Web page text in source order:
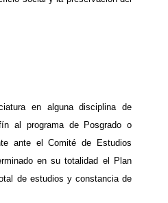
en alguna disciplina de
al programa de Posgrado o
ante el Comité de Estudios
en su totalidad el Plan
de estudios y constancia de